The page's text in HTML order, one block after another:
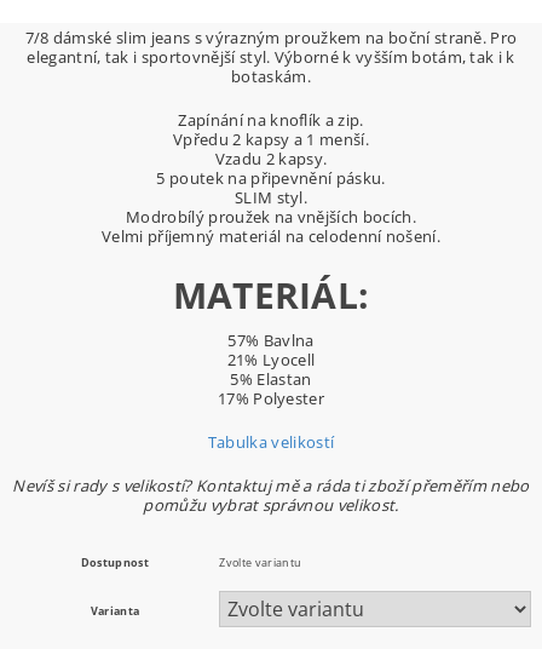
7/8 dámské slim jeans s výrazným proužkem na boční straně. Pro
elegantní, tak i sportovnější styl. Výborné k vyšším botám, tak i k
botaskám.
Zapínání na knoflík a zip.
Vpředu 2 kapsy a 1 menší.
Vzadu 2 kapsy.
5 poutek na připevnění pásku.
SLIM styl.
Modrobílý proužek na vnějších bocích.
Velmi příjemný materiál na celodenní nošení.
MATERIÁL:
57% Bavlna
21% Lyocell
5% Elastan
17% Polyester
Tabulka velikostí
Nevíš si rady s velikostí? Kontaktuj mě a ráda ti zboží přeměřím nebo
pomůžu vybrat správnou velikost.
Dostupnost Zvolte variantu
Varianta